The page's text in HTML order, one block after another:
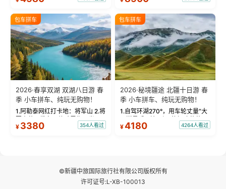
绝美瞬间。 赛湖坦克300跟车视
频：专业摄影师...
瓦人最大村落——禾木村，欣赏
晨雾与小木...
包车拼车
2026·春享双湖 双湖八日游 春
季 小车拼车、纯玩无购物！
1.阿勒泰网红打卡地：将军山 2.将
军山落日缆车，体验雪都风光 3.
将军山，夕阳派对，蹦迪party 4.
¥ 3380 354人看过
包车拼车
2026·秘境疆途 北疆十日游 春
季 小车拼车、纯玩无购物！
1.自驾环湖270°，用车轮丈量“大
西洋最后一滴眼泪”的极致蔚蓝，
让雪山、花海与深邃湖水在转弯
¥4180 4264人看过
©新疆中旅国际旅行社有限公司版权所有
许可证号:L-XB-100013